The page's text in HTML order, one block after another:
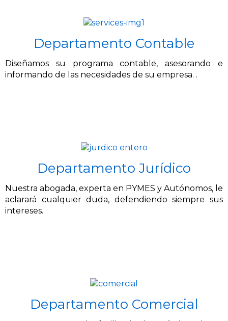
Departamento Contable
Diseñamos su programa contable, asesorando e
informando de las necesidades de su empresa. .
Departamento Jurídico
Nuestra abogada, experta en PYMES y Autónomos, le
aclarará cualquier duda, defendiendo siempre sus
intereses.
Departamento Comercial